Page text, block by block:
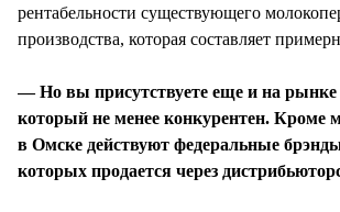
рентабельности существующего
производства, которая составляет
— Но вы присутствуете еще и на рынке
который не менее конкурентен. Кроме
в Омске действуют федеральные
которых продается через